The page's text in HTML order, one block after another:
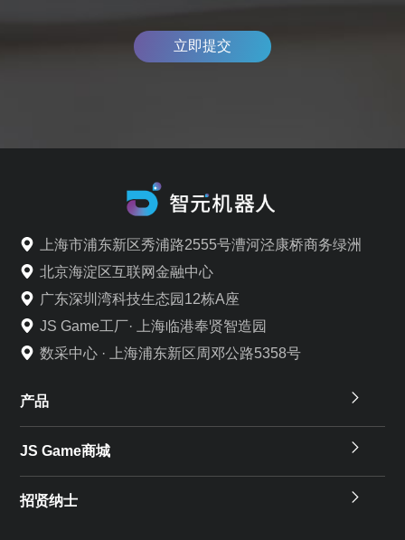
立即提交
上海市浦东新区秀浦路2555号漕河泾康桥商务绿洲
北京海淀区互联网金融中心
广东深圳湾科技生态园12栋A座
JS Game工厂· 上海临港奉贤智造园
数采中心 · 上海浦东新区周邓公路5358号
产品
JS Game商城
招贤纳士